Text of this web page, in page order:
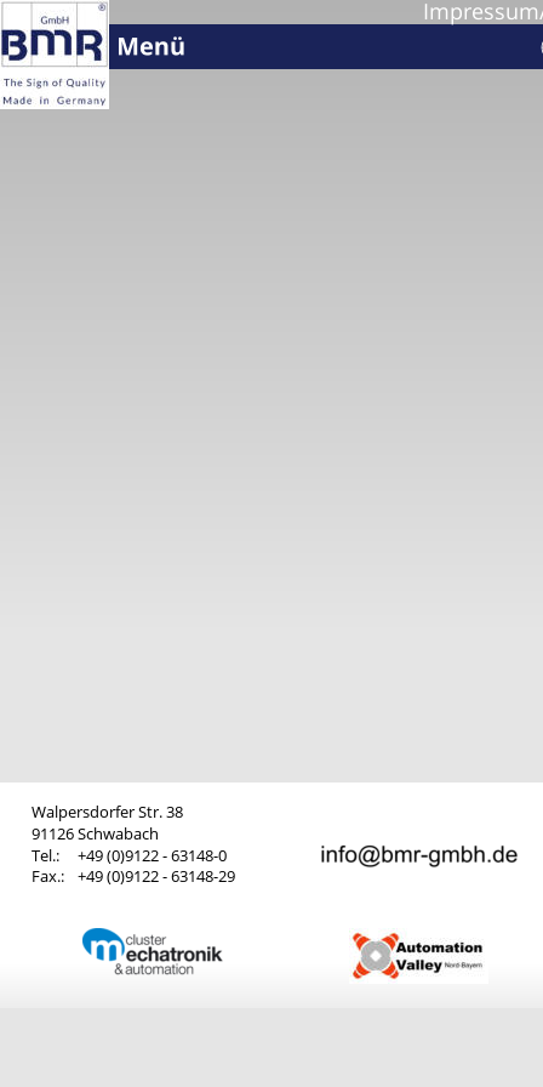
Walpersdorfer Str. 38
91126 Schwabach
Tel.:
+49 (0)9122 - 63148-0
Fax.:
+49 (0)9122 - 63148-29